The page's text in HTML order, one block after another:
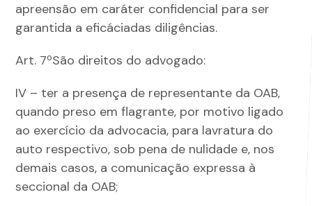
apreensão em caráter confidencial para ser
garantida a eficáciadas diligências.
Art. 7ºSão direitos do advogado:
IV – ter a presença de representante da OAB,
quando preso em flagrante, por motivo ligado
ao exercício da advocacia, para lavratura do
auto respectivo, sob pena de nulidade e, nos
demais casos, a comunicação expressa à
seccional da OAB;